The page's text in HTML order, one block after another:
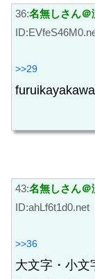
36:名無しさん＠
>>29
43:名無しさん＠
ID:ahLf6t1d0.net
>>36
大文字・小文